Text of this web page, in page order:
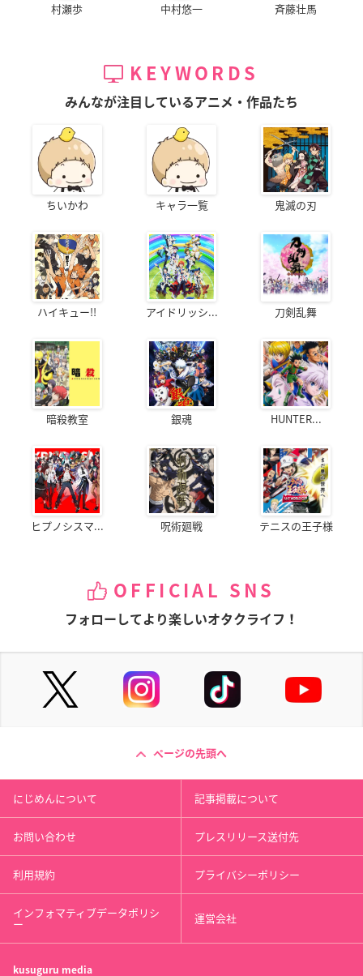
村瀬歩 中村悠一 斉藤壮馬
KEYWORDS
みんなが注目しているアニメ・作品たち
ちいかわ キャラ一覧 鬼滅の刃
ハイキュー!! アイドリッシ... 刀剣乱舞
暗殺教室 銀魂 HUNTER...
ヒプノシスマ... 呪術廻戦 テニスの王子様
OFFICIAL SNS
フォローしてより楽しいオタクライフ！
ページの先頭へ
にじめんについて 記事掲載について
お問い合わせ プレスリリース送付先
利用規約 プライバシーポリシー
インフォマティブデータポリシ
ー 運営会社
kusuguru media